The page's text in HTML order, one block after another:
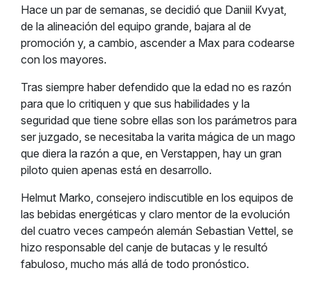
Hace un par de semanas, se decidió que Daniil Kvyat,
de la alineación del equipo grande, bajara al de
promoción y, a cambio, ascender a Max para codearse
con los mayores.
Tras siempre haber defendido que la edad no es razón
para que lo critiquen y que sus habilidades y la
seguridad que tiene sobre ellas son los parámetros para
ser juzgado, se necesitaba la varita mágica de un mago
que diera la razón a que, en Verstappen, hay un gran
piloto quien apenas está en desarrollo.
Helmut Marko, consejero indiscutible en los equipos de
las bebidas energéticas y claro mentor de la evolución
del cuatro veces campeón alemán Sebastian Vettel, se
hizo responsable del canje de butacas y le resultó
fabuloso, mucho más allá de todo pronóstico.